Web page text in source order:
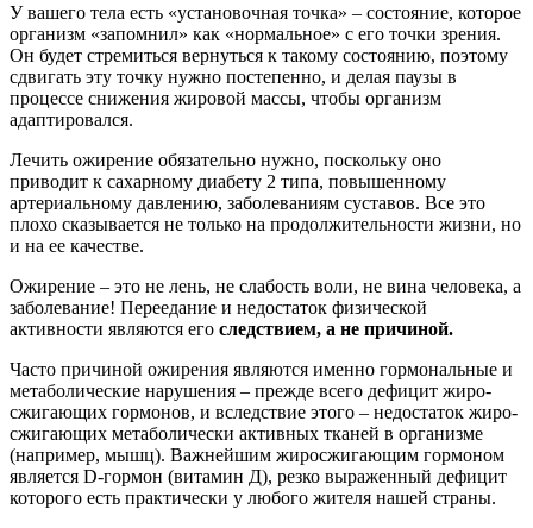
У вашего тела есть «установочная точка» – состояние, которое
организм «запомнил» как «нормальное» с его точки зрения.
Он будет стремиться вернуться к такому состоянию, поэтому
сдвигать эту точку нужно постепенно, и делая паузы в
процессе снижения жировой массы, чтобы организм
адаптировался.
Лечить ожирение обязательно нужно, поскольку оно
приводит к сахарному диабету 2 типа, повышенному
артериальному давлению, заболеваниям суставов. Все это
плохо сказывается не только на продолжительности жизни, но
и на ее качестве.
Ожирение – это не лень, не слабость воли, не вина человека, а
заболевание! Переедание и недостаток физической
активности являются его следствием, а не причиной.
Часто причиной ожирения являются именно гормональные и
метаболические нарушения – прежде всего дефицит жиро-
сжигающих гормонов, и вследствие этого – недостаток жиро-
сжигающих метаболически активных тканей в организме
(например, мышц). Важнейшим жиросжигающим гормоном
является D-гормон (витамин Д), резко выраженный дефицит
которого есть практически у любого жителя нашей страны.